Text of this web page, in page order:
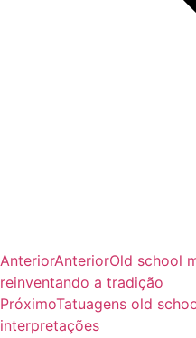
AnteriorAnteriorOld school
reinventando a tradição
PróximoTatuagens old
interpretações